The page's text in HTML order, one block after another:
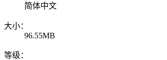
简体中文
大小：
96.55MB
等级：